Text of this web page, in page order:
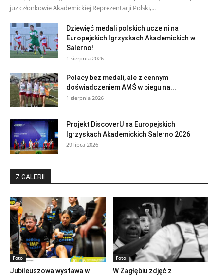
już członkowie Akademickiej Reprezentacji Polski,...
Dziewięć medali polskich uczelni na
Europejskich Igrzyskach Akademickich w
Salerno!
1 sierpnia 2026
Polacy bez medali, ale z cennym
doświadczeniem AMŚ w biegu na...
1 sierpnia 2026
Projekt DiscoverU na Europejskich
Igrzyskach Akademickich Salerno 2026
29 lipca 2026
Z GALERII
Foto
Jubileuszowa wystawa w
Foto
W Zagłębiu zdjęć z